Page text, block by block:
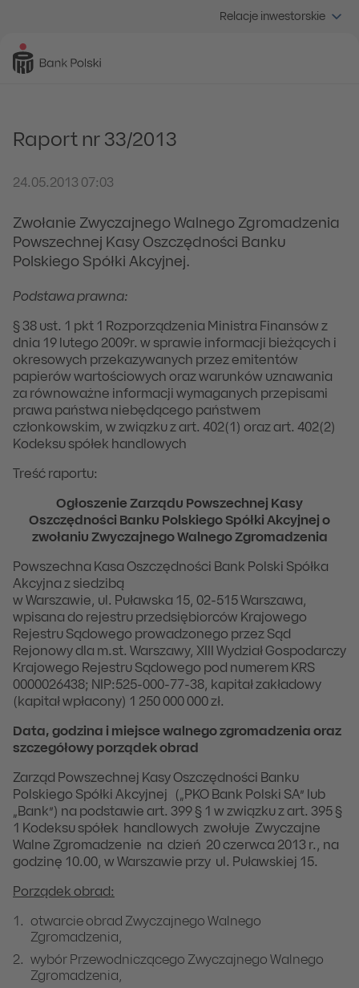
Relacje inwestorskie
Raport nr 33/2013
24.05.2013 07:03
Zwołanie Zwyczajnego Walnego Zgromadzenia
Powszechnej Kasy Oszczędności Banku
Polskiego Spółki Akcyjnej.
Podstawa prawna:
§ 38 ust. 1 pkt 1 Rozporządzenia Ministra Finansów z
dnia 19 lutego 2009r. w sprawie informacji bieżących i
okresowych przekazywanych przez emitentów
papierów wartościowych oraz warunków uznawania
za równoważne informacji wymaganych przepisami
prawa państwa niebędącego państwem
członkowskim, w związku z art. 402(1) oraz art. 402(2)
Kodeksu spółek handlowych
Treść raportu:
Ogłoszenie Zarządu Powszechnej Kasy
Oszczędności Banku Polskiego Spółki Akcyjnej o
zwołaniu Zwyczajnego Walnego Zgromadzenia
Powszechna Kasa Oszczędności Bank Polski Spółka
Akcyjna z siedzibą
w Warszawie, ul. Puławska 15, 02-515 Warszawa,
wpisana do rejestru przedsiębiorców Krajowego
Rejestru Sądowego prowadzonego przez Sąd
Rejonowy dla m.st. Warszawy, XIII Wydział Gospodarczy
Krajowego Rejestru Sądowego pod numerem KRS
0000026438; NIP:525-000-77-38, kapitał zakładowy
(kapitał wpłacony) 1 250 000 000 zł.
Data, godzina i miejsce walnego zgromadzenia oraz
szczegółowy porządek obrad
Zarząd Powszechnej Kasy Oszczędności Banku
Polskiego Spółki Akcyjnej („PKO Bank Polski SA” lub
„Bank”) na podstawie art. 399 § 1 w związku z art. 395 §
1 Kodeksu spółek handlowych zwołuje Zwyczajne
Walne Zgromadzenie na dzień 20 czerwca 2013 r., na
godzinę 10.00, w Warszawie przy ul. Puławskiej 15.
Porządek obrad:
otwarcie obrad Zwyczajnego Walnego
Zgromadzenia,
wybór Przewodniczącego Zwyczajnego Walnego
Zgromadzenia,